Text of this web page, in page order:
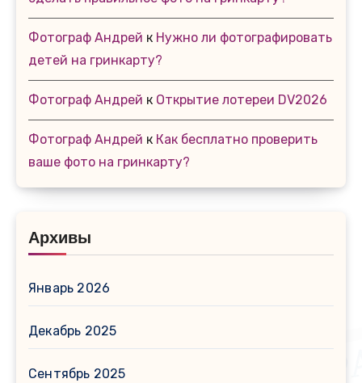
Фотограф Андрей к Нужно ли фотографировать
детей на гринкарту?
Фотограф Андрей к Открытие лотереи DV2026
Фотограф Андрей к Как бесплатно проверить
ваше фото на гринкарту?
Архивы
Январь 2026
Декабрь 2025
Сентябрь 2025